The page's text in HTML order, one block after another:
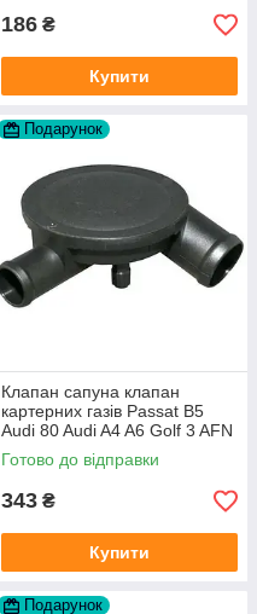
186 ₴
Купити
Подарунок
Клапан сапуна клапан
картерних газів Passat B5
Audi 80 Audi A4 A6 Golf 3 AFN
1Y AAZ 1Z AFF AEY AAZ AHB
AHU
Готово до відправки
343 ₴
Купити
Подарунок